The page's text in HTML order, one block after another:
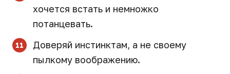
хочется встать и немножко
потанцевать.
Доверяй инстинктам, а не своему
пылкому воображению.